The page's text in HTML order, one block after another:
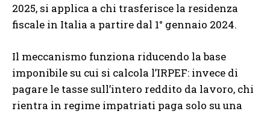
2025, si applica a chi trasferisce la residenza
fiscale in Italia a partire dal 1° gennaio 2024.
Il meccanismo funziona riducendo la base
imponibile su cui si calcola l’IRPEF: invece di
pagare le tasse sull’intero reddito da lavoro, chi
rientra in regime impatriati paga solo su una